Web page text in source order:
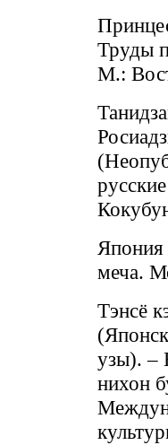
Труды
М.:
Япония
меча.
Тэнсё
узы). –
нихон